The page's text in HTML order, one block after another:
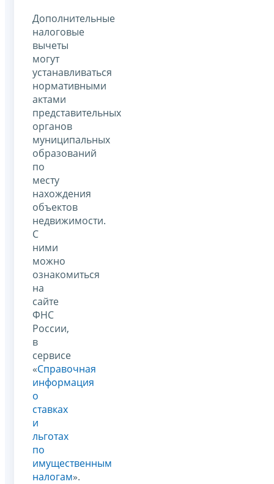
Дополнительные
налоговые
вычеты
могут
устанавливаться
нормативными
актами
представительных
органов
муниципальных
образований
по
месту
нахождения
объектов
недвижимости.
С
ними
можно
ознакомиться
на
сайте
ФНС
России,
в
сервисе
«Справочная
информация
о
ставках
и
льготах
по
имущественным
налогам».